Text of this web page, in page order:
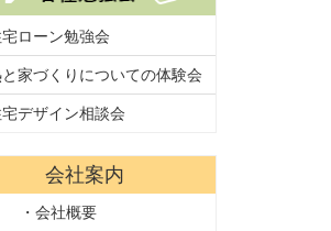
ローン勉強会
家づくりについての体験会
デザイン相談会
会社案内
・会社概要